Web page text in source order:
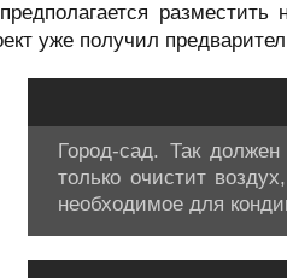
уже получил
Город-сад. Так
только очистит
необходимое для